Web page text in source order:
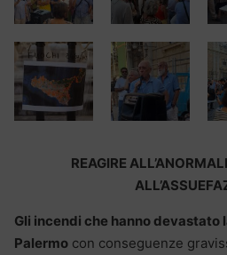
REAGIRE
Gli incendi che hanno devastato
Palermo con conseguenze